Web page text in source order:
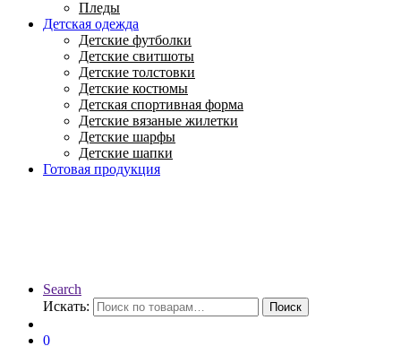
Пледы
Детская одежда
Детские футболки
Детские свитшоты
Детские толстовки
Детские костюмы
Детская спортивная форма
Детские вязаные жилетки
Детские шарфы
Детские шапки
Готовая продукция
Search
Искать:
Поиск
0